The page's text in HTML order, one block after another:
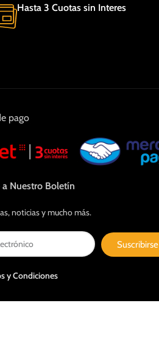
Hasta 3 Cuotas sin Interes
pago
a Nuestro Boletín
noticias y mucho más.
Suscribirse
y Condiciones